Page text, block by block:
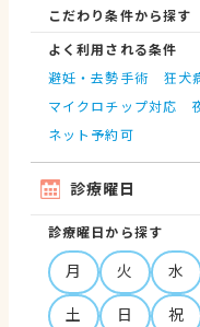
こだわり条件から探す
よく利用される条件
避妊・去勢手術
狂犬
マイクロチップ対応
ネット予約可
診療曜日
診療曜日から探す
月 火 水
土
日 祝